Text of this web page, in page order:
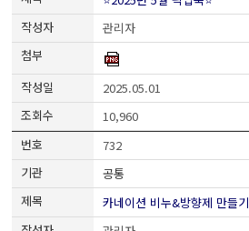
관리자
2025.05.01
10,960
732
공통
카네이션 비누&방향제 만들